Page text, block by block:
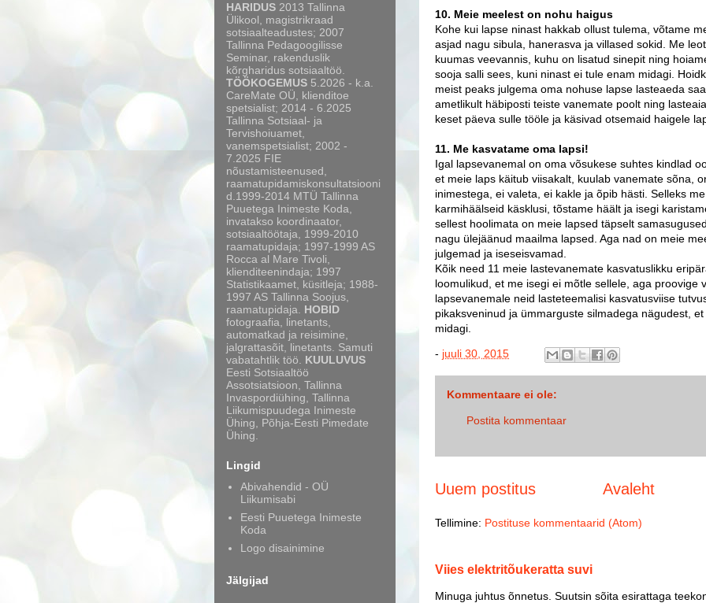
10. Meie meelest on nohu haigus
Kohe kui lapse ninast hakkab ollust tulema, võtame
asjad nagu sibula, hanerasva ja villased sokid. Me
kuumas veevannis, kuhu on lisatud sinepit ning
sooja salli sees, kuni ninast ei tule enam midagi.
meist peaks julgema oma nohuse lapse lasteaeda
ametlikult häbiposti teiste vanemate poolt ning
keset päeva sulle tööle ja käsivad otsemaid haigele
11. Me kasvatame oma lapsi!
Igal lapsevanemal on oma võsukese suhtes kindlad
et meie laps käitub viisakalt, kuulab vanemate sõna,
inimestega, ei valeta, ei kakle ja õpib hästi. Selleks
karmihäälseid käsklusi, tõstame häält ja isegi
sellest hoolimata on meie lapsed täpselt
nagu ülejäänud maailma lapsed. Aga nad on meie
julgemad ja iseseisvamad.
Kõik need 11 meie lastevanemate kasvatuslikku
loomulikud, et me isegi ei mõtle sellele, aga proovige
lapsevanemale neid lasteteemalisi kasvatusviise
pikaksveninud ja ümmarguste silmadega nägudest,
midagi.
- juuli 30, 2015
Kommentaare ei ole:
Postita kommentaar
Uuem postitus Avaleht
Tellimine: Postituse kommentaarid (Atom)
Viies elektritõukeratta suvi
Minuga juhtus õnnetus. Suutsin sõita esirattaga
HARIDUS 2013 Tallinna
Ülikool, magistrikraad
sotsiaalteadustes; 2007
Tallinna Pedagoogilisse
Seminar, rakenduslik
kõrgharidus sotsiaaltöö.
TÖÖKOGEMUS 5.2026 - k.a.
CareMate OÜ, klienditoe
spetsialist; 2014 - 6.2025
Tallinna Sotsiaal- ja
Tervishoiuamet,
vanemspetsialist; 2002 -
7.2025 FIE
nõustamisteenused,
raamatupidamiskonsultatsiooni
d.1999-2014 MTÜ Tallinna
Puuetega Inimeste Koda,
invatakso koordinaator,
sotsiaaltöötaja, 1999-2010
raamatupidaja; 1997-1999 AS
Rocca al Mare Tivoli,
klienditeenindaja; 1997
Statistikaamet, küsitleja; 1988-
1997 AS Tallinna Soojus,
raamatupidaja. HOBID
fotograafia, linetants,
automatkad ja reisimine,
jalgrattasõit, linetants. Samuti
vabatahtlik töö. KUULUVUS
Eesti Sotsiaaltöö
Assotsiatsioon, Tallinna
Invaspordiühing, Tallinna
Liikumispuudega Inimeste
Ühing, Põhja-Eesti Pimedate
Ühing.
Lingid
Abivahendid - OÜ
Liikumisabi
Eesti Puuetega Inimeste
Koda
Logo disainimine
Jälgijad